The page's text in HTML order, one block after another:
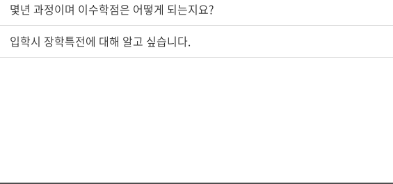
몇년 과정이며 이수학점은 어떻게 되는지요?
입학시 장학특전에 대해 알고 싶습니다.